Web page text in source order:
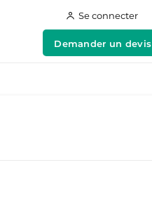
Se connecter
Demander un devis